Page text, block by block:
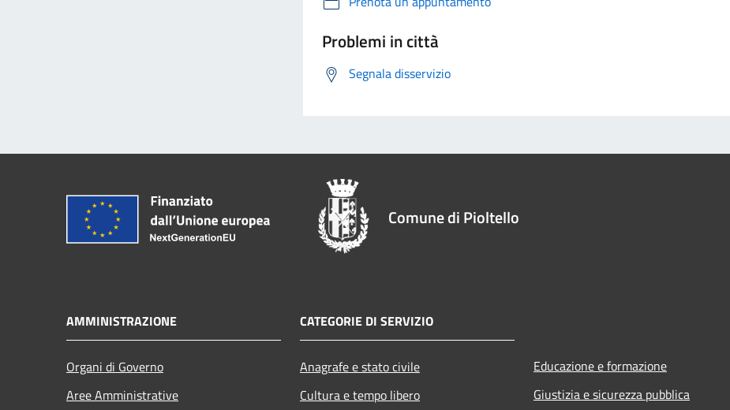
Problemi in città
Segnala disservizio
Comune di Pioltello
AMMINISTRAZIONE
Organi di Governo
Aree Amministrative
CATEGORIE DI SERVIZIO
Anagrafe e stato civile
Cultura e tempo libero
Educazione e formazione
Giustizia e sicurezza pubblica